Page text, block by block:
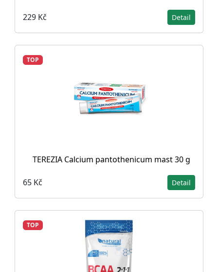
229 Kč Detail
TOP
TEREZIA Calcium pantothenicum mast 30 g
65 Kč Detail
TOP